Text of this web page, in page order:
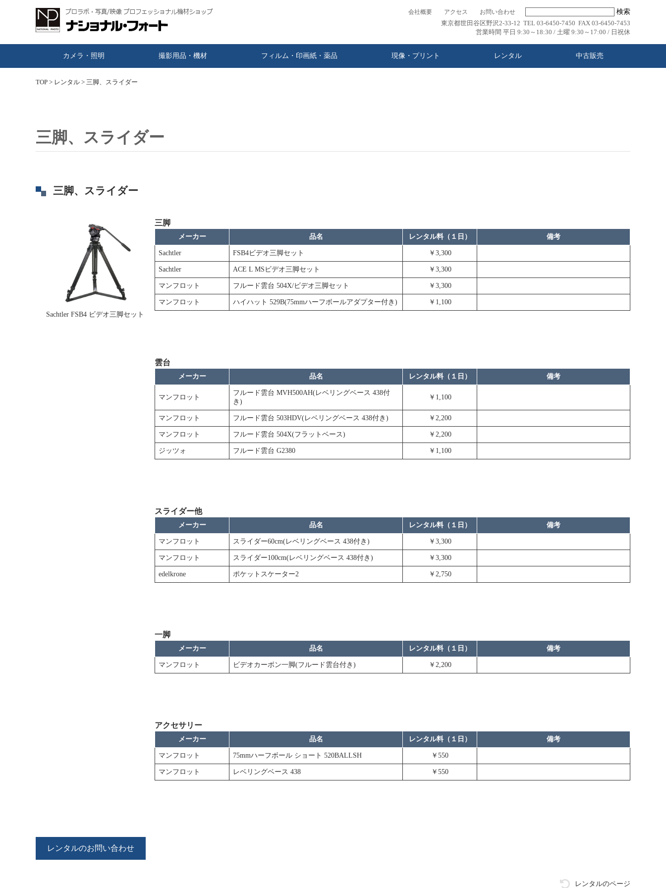
会社概要 アクセス お問い合わせ
検索
東京都世田谷区野沢2-33-12 TEL 03-6450-7450 FAX 03-6450-7453
営業時間 平日 9:30～18:30 / 土曜 9:30～17:00 / 日祝休
カメラ・照明 撮影用品・機材 フィルム・印画紙・薬品 現像・プリント レンタル 中古販売
TOP > レンタル > 三脚、スライダー
三脚、スライダー
三脚、スライダー
Sachtler FSB4 ビデオ三脚セット
三脚
メーカー 品名 レンタル料（１日） 備考
Sachtler FSB4ビデオ三脚セット ￥3,300
Sachtler ACE L MSビデオ三脚セット ￥3,300
マンフロット フルード雲台 504X/ビデオ三脚セット ￥3,300
マンフロット ハイハット 529B(75mmハーフボールアダプター付き) ￥1,100
雲台
メーカー 品名 レンタル料（１日） 備考
マンフロット
フルード雲台 MVH500AH(レベリングベース 438付
き)
￥1,100
マンフロット フルード雲台 503HDV(レベリングベース 438付き) ￥2,200
マンフロット フルード雲台 504X(フラットベース) ￥2,200
ジッツォ フルード雲台 G2380 ￥1,100
スライダー他
メーカー 品名 レンタル料（１日） 備考
マンフロット スライダー60cm(レベリングベース 438付き) ￥3,300
マンフロット スライダー100cm(レベリングベース 438付き) ￥3,300
edelkrone ポケットスケーター2 ￥2,750
一脚
メーカー 品名 レンタル料（１日） 備考
マンフロット ビデオカーボン一脚(フルード雲台付き) ￥2,200
アクセサリー
メーカー 品名 レンタル料（１日） 備考
マンフロット 75mmハーフボール ショート 520BALLSH ￥550
マンフロット レベリングベース 438 ￥550
レンタルのお問い合わせ
レンタルのページ